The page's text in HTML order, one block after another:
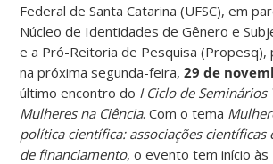
Federal de Santa Catarina (UFSC), em
Núcleo de Identidades de Gênero e
e a Pró-Reitoria de Pesquisa (Propesq),
na próxima segunda-feira,29 de
último encontro do I Ciclo de Seminários
Mulheres na Ciência. Com o tema
política científica: associações científicas
de financiamento, o evento tem início às